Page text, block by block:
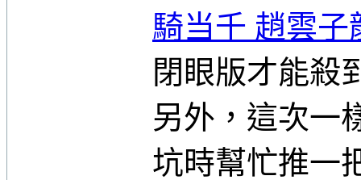
騎当千 趙雲子
閉眼版才能殺
另外，這次一
坑時幫忙推一